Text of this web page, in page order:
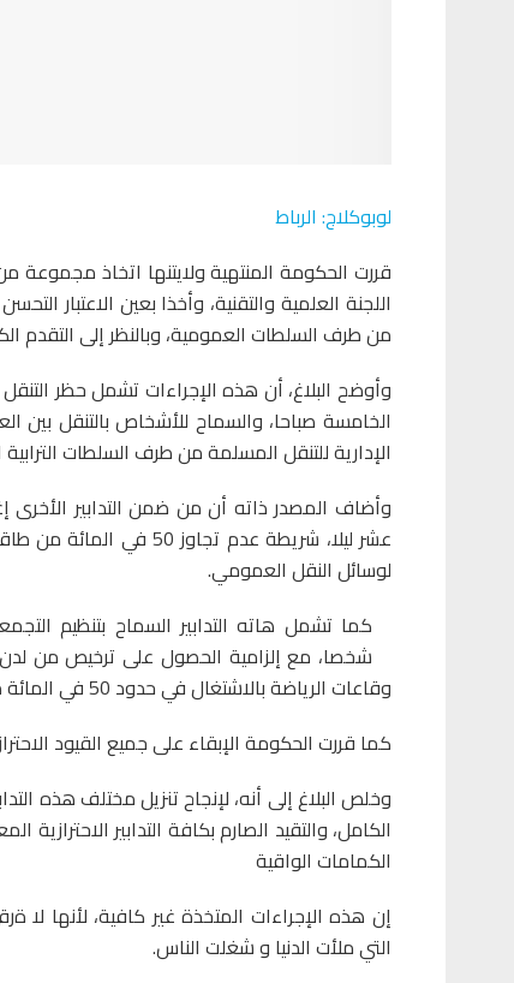
لوبوكلاج: الرباط
قررت الحكومة المنتهية ولايتنها اتخاذ مجموعة
اللجنة العلمية والتقنية، وأخذا بعين الاعتبار
من طرف السلطات العمومية، وبالنظر إلى التقدم
وأوضح البلاغ، أن هذه الإجراءات تشمل حظر
الخامسة صباحا، والسماح للأشخاص بالتنقل بين
الإدارية للتنقل المسلمة من طرف السلطات
وأضاف المصدر ذاته أن من ضمن التدابير الأخرى
لوسائل النقل العمومي.
شخصا، مع إلزامية الحصول على ترخيص من لدن
وقاعات الرياضة بالاشتغال في حدود 50 في المائة من طاقتهما الاستيعابية.
كما قررت الحكومة الإبقاء على جميع القيود
وخلص البلاغ إلى أنه، لإنجاح تنزيل مختلف هذه
الكامل، والتقيد الصارم بكافة التدابير
الكمامات الواقية
إن هذه الإجراءات المتخذة غير كافية، لأنها لا
التي ملأت الدنيا و شغلت الناس.